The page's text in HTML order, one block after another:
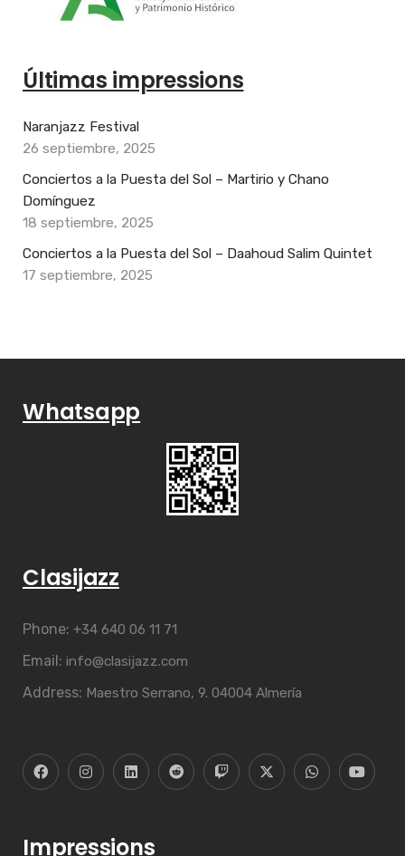
Últimas impressions
Naranjazz Festival
26 septiembre, 2025
Conciertos a la Puesta del Sol – Martirio y Chano
Domínguez
18 septiembre, 2025
Conciertos a la Puesta del Sol – Daahoud Salim Quintet
17 septiembre, 2025
Whatsapp
Clasijazz
Phone: +34 640 06 11 71
Email: info@clasijazz.com
Address: Maestro Serrano, 9. 04004 Almería
Impressions